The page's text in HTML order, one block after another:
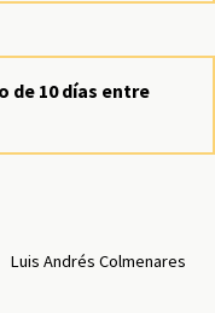
de 10 días entre
Luis Andrés Colmenares